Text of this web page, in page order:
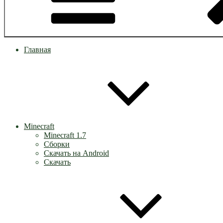
Главная
Minecraft
Minecraft 1.7
Сборки
Скачать на Android
Скачать